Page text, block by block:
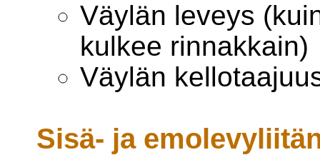
Väylän leveys
kulkee rinnakkain)
Väylän
Sisä- ja